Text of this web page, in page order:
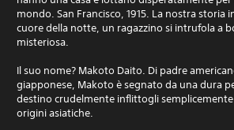
mondo. San Francisco, 1915. La nostra storia
cuore della notte, un ragazzino si intrufola a
misteriosa.
Il suo nome? Makoto Daito. Di padre
giapponese, Makoto è segnato da una dura
destino crudelmente inflittogli semplicemente
origini asiatiche.